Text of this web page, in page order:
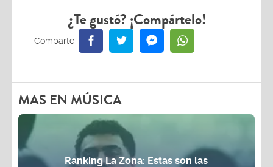
¿Te gustó? ¡Compártelo!
MAS EN MÚSICA
Ranking La Zona: Estas son las